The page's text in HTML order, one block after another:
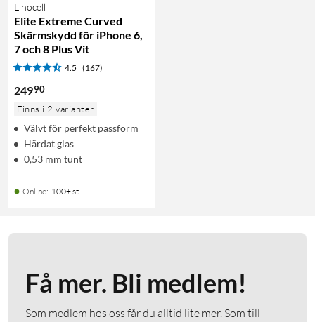
Linocell
Elite Extreme Curved
Skärmskydd för iPhone 6,
7 och 8 Plus Vit
4.5 (167)
24990
Finns i 2 varianter
Välvt för perfekt passform
Härdat glas
0,53 mm tunt
Online: 100+ st
Få mer. Bli medlem!
Som medlem hos oss får du alltid lite mer. Som till